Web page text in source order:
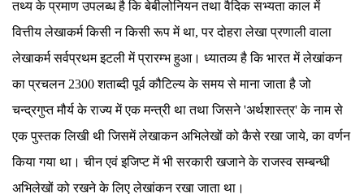
तथ्य के प्रमाण उपलब्ध है कि बेबीलोनियन तथा वैदिक सभ्यता काल में
वित्तीय लेखाकर्म किसी न किसी रूप में था, पर दोहरा लेखा प्रणाली वाला
लेखाकर्म सर्वप्रथम इटली में प्रारम्भ हुआ। ध्यातव्य है कि भारत में लेखांकन
का प्रचलन 2300 शताब्दी पूर्व कौटिल्य के समय से माना जाता है जो
चन्द्रगुप्त मौर्य के राज्य में एक मन्त्री था तथा जिसने 'अर्थशास्त्र' के नाम से
एक पुस्तक लिखी थी जिसमें लेखाकन अभिलेखों को कैसे रखा जाये, का वर्णन
किया गया था। चीन एवं इजिप्ट में भी सरकारी खजाने के राजस्व सम्बन्धी
अभिलेखों को रखने के लिए लेखांकन रखा जाता था।